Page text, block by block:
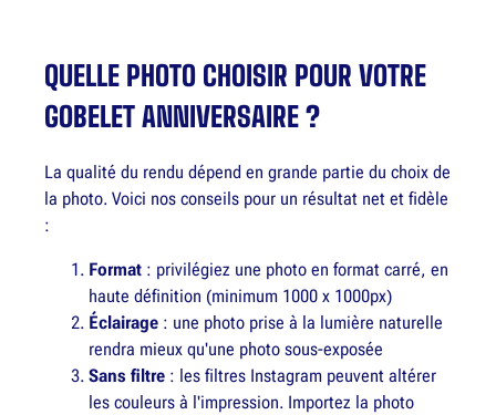
QUELLE PHOTO CHOISIR POUR VOTRE
GOBELET ANNIVERSAIRE ?
La qualité du rendu dépend en grande partie du choix de
la photo. Voici nos conseils pour un résultat net et fidèle
:
Format : privilégiez une photo en format carré, en
haute définition (minimum 1000 x 1000px)
Éclairage : une photo prise à la lumière naturelle
rendra mieux qu'une photo sous-exposée
Sans filtre : les filtres Instagram peuvent altérer
les couleurs à l'impression. Importez la photo